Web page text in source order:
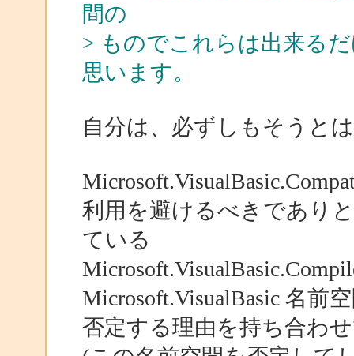
間の
> ものでこれらは出来る
思います。
自分は、必ずしもそうと
利用を避けるべきであり
ている
Microsoft.VisualBasic 名前
否定する理由を持ち合わ